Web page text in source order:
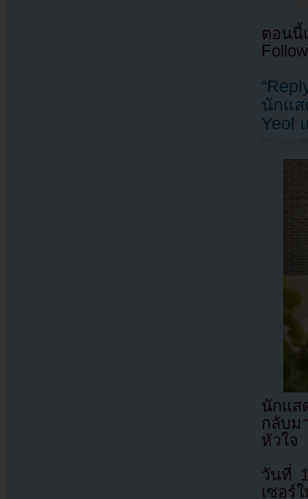
ตอนนี้
นักแส
Yeol
นักแส
กลับม
หัวใจ
วันที่
เซอร์